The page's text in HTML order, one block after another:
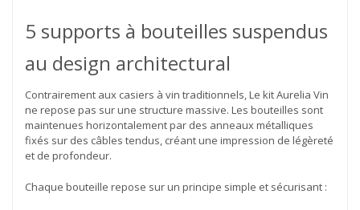
5 supports à bouteilles suspendus
au design architectural
Contrairement aux casiers à vin traditionnels, Le kit Aurelia Vin
ne repose pas sur une structure massive. Les bouteilles sont
maintenues horizontalement par des anneaux métalliques
fixés sur des câbles tendus, créant une impression de légèreté
et de profondeur.
Chaque bouteille repose sur un principe simple et sécurisant :